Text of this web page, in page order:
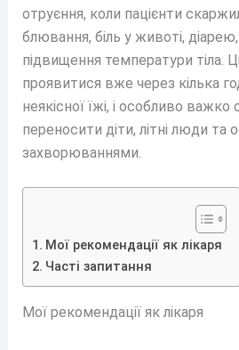
отруєння, коли пацієнти
блювання, біль у животі,
підвищення температури тіла.
проявитися вже через кілька
неякісної їжі, і особливо
переносити діти, літні люди та
захворюваннями.
Мої рекомендації як лікаря
Часті запитання
Мої рекомендації як лікаря